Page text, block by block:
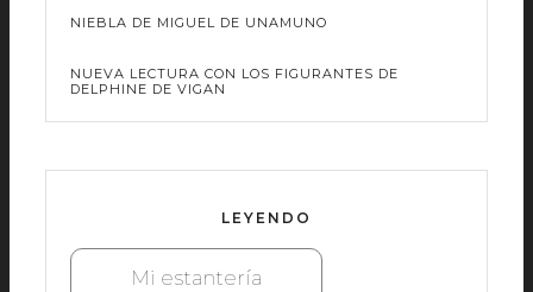
NIEBLA DE MIGUEL DE UNAMUNO
NUEVA LECTURA CON LOS FIGURANTES DE
DELPHINE DE VIGAN
LEYENDO
Mi estantería